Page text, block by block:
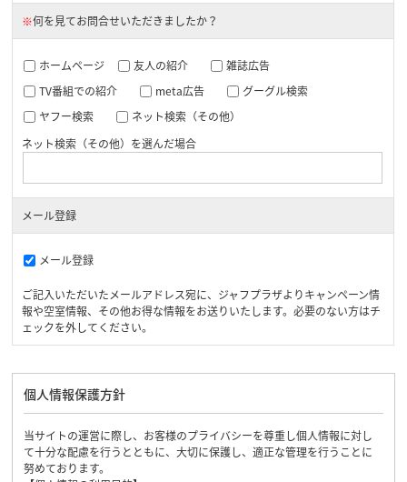
※何を見てお問合せいただきましたか？
ホームページ 友人の紹介
雑誌広告
TV番組での紹介
meta広告
グーグル検索
ヤフー検索
ネット検索（その他）
ネット検索（その他）を選んだ場合
メール登録
メール登録
ご記入いただいたメールアドレス宛に、ジャフプラザよりキャンペーン情
報や空室情報、その他お得な情報をお送りいたします。必要のない方はチ
ェックを外してください。
個人情報保護方針
当サイトの運営に際し、お客様のプライバシーを尊重し個人情報に対し
て十分な配慮を行うとともに、大切に保護し、適正な管理を行うことに
努めております。